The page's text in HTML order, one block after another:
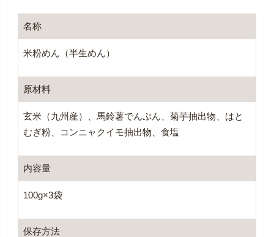
名称
米粉めん（半生めん）
原材料
玄米（九州産）、馬鈴薯でんぷん、菊芋抽出物、はと
むぎ粉、コンニャクイモ抽出物、食塩
内容量
100g×3袋
保存方法